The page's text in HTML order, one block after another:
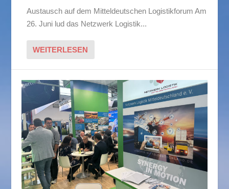
Austausch auf dem Mitteldeutschen Logistikforum Am
26. Juni lud das Netzwerk Logistik...
WEITERLESEN